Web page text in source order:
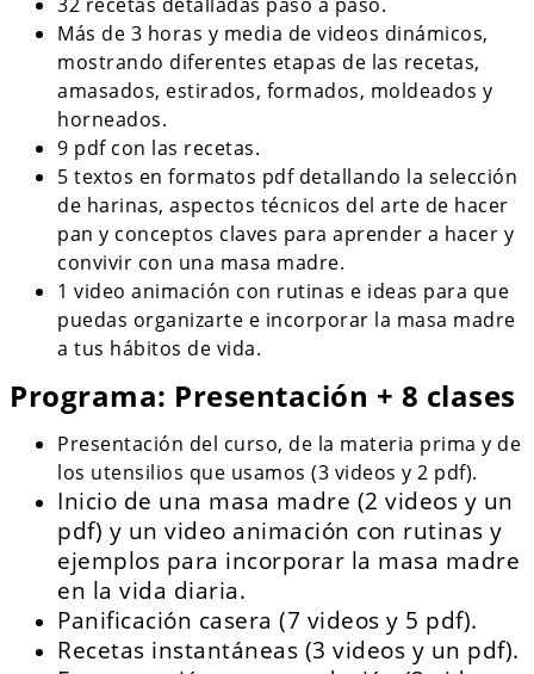
32 recetas detalladas paso a paso.
Más de 3 horas y media de videos dinámicos,
mostrando diferentes etapas de las recetas,
amasados, estirados, formados, moldeados y
horneados.
9 pdf con las recetas.
5 textos en formatos pdf detallando la selección
de harinas, aspectos técnicos del arte de hacer
pan y conceptos claves para aprender a hacer y
convivir con una masa madre.
1 video animación con rutinas e ideas para que
puedas organizarte e incorporar la masa madre
a tus hábitos de vida.
Programa: Presentación + 8 clases
Presentación del curso, de la materia prima y de
los utensilios que usamos (3 videos y 2 pdf).
Inicio de una masa madre (2 videos y un
pdf) y un video animación con rutinas y
ejemplos para incorporar la masa madre
en la vida diaria.
Panificación casera (7 videos y 5 pdf).
Recetas instantáneas (3 videos y un pdf).